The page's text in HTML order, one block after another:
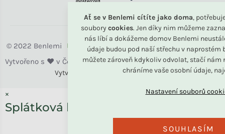
Ať se v Benlemi cítíte jako doma,
soubory cookies. Jen díky nim můžeme
nás líbí a dokážeme domov Benlemi
údaje budou pod naší střechu v naprostém
můžete zároveň kdykoliv odvolat, stačí nám
chráníme vaše osobní údaje,
SOUHLASÍM
Vytvořili Benlemi & Shoptet
Benlemi
×
Splátková kalkulačka ESSOX